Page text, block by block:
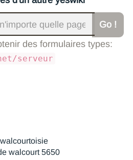
Go !
des formulaires types:
serveur
walcourt 5650